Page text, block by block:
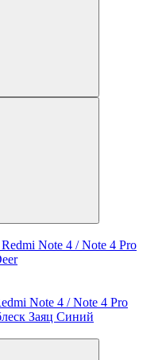
Note 4 / Note 4 Pro